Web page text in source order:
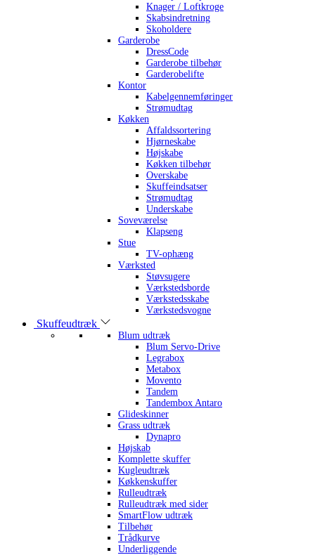
Knager / Loftkroge
Skabsindretning
Skoholdere
Garderobe
DressCode
Garderobe tilbehør
Garderobelifte
Kontor
Kabelgennemføringer
Strømudtag
Køkken
Affaldssortering
Hjørneskabe
Højskabe
Køkken tilbehør
Overskabe
Skuffeindsatser
Strømudtag
Underskabe
Soveværelse
Klapseng
Stue
TV-ophæng
Værksted
Støvsugere
Værkstedsborde
Værkstedsskabe
Værkstedsvogne
Skuffeudtræk
Blum udtræk
Blum Servo-Drive
Legrabox
Metabox
Movento
Tandem
Tandembox Antaro
Glideskinner
Grass udtræk
Dynapro
Højskab
Komplette skuffer
Kugleudtræk
Køkkenskuffer
Rulleudtræk
Rulleudtræk med sider
SmartFlow udtræk
Tilbehør
Trådkurve
Underliggende